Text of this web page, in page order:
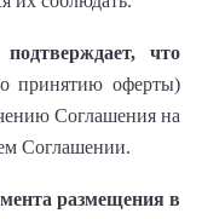
что
принятию оферты)
Соглашения на
Соглашении.
размещения в